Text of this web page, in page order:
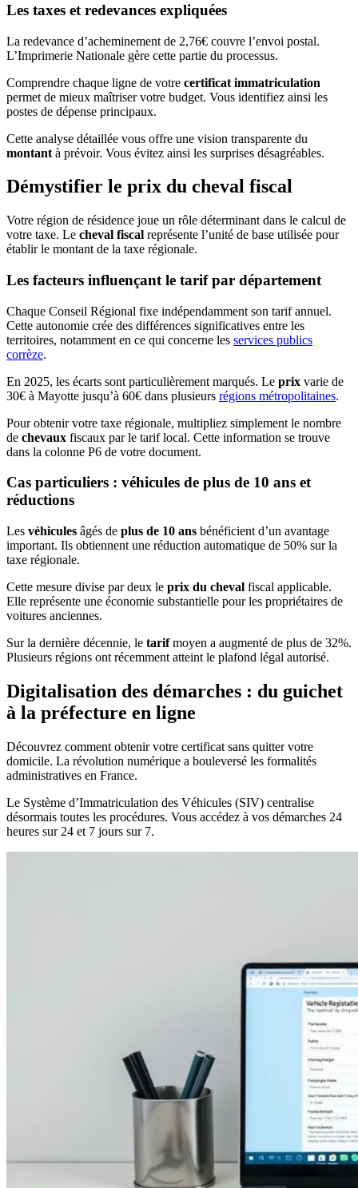
Les taxes et redevances expliquées
La redevance d’acheminement de 2,76€ couvre l’envoi postal.
L’Imprimerie Nationale gère cette partie du processus.
Comprendre chaque ligne de votre certificat immatriculation
permet de mieux maîtriser votre budget. Vous identifiez ainsi les
postes de dépense principaux.
Cette analyse détaillée vous offre une vision transparente du
montant à prévoir. Vous évitez ainsi les surprises désagréables.
Démystifier le prix du cheval fiscal
Votre région de résidence joue un rôle déterminant dans le calcul de
votre taxe. Le cheval fiscal représente l’unité de base utilisée pour
établir le montant de la taxe régionale.
Les facteurs influençant le tarif par département
Chaque Conseil Régional fixe indépendamment son tarif annuel.
Cette autonomie crée des différences significatives entre les
territoires, notamment en ce qui concerne les services publics
corrèze.
En 2025, les écarts sont particulièrement marqués. Le prix varie de
30€ à Mayotte jusqu’à 60€ dans plusieurs régions métropolitaines.
Pour obtenir votre taxe régionale, multipliez simplement le nombre
de chevaux fiscaux par le tarif local. Cette information se trouve
dans la colonne P6 de votre document.
Cas particuliers : véhicules de plus de 10 ans et
réductions
Les véhicules âgés de plus de 10 ans bénéficient d’un avantage
important. Ils obtiennent une réduction automatique de 50% sur la
taxe régionale.
Cette mesure divise par deux le prix du cheval fiscal applicable.
Elle représente une économie substantielle pour les propriétaires de
voitures anciennes.
Sur la dernière décennie, le tarifmoyen a augmenté de plus de 32%.
Plusieurs régions ont récemment atteint le plafond légal autorisé.
Digitalisation des démarches : du guichet
à la préfecture en ligne
Découvrez comment obtenir votre certificat sans quitter votre
domicile. La révolution numérique a bouleversé les formalités
administratives en France.
Le Système d’Immatriculation des Véhicules (SIV) centralise
désormais toutes les procédures. Vous accédez à vos démarches 24
heures sur 24 et 7 jours sur 7.